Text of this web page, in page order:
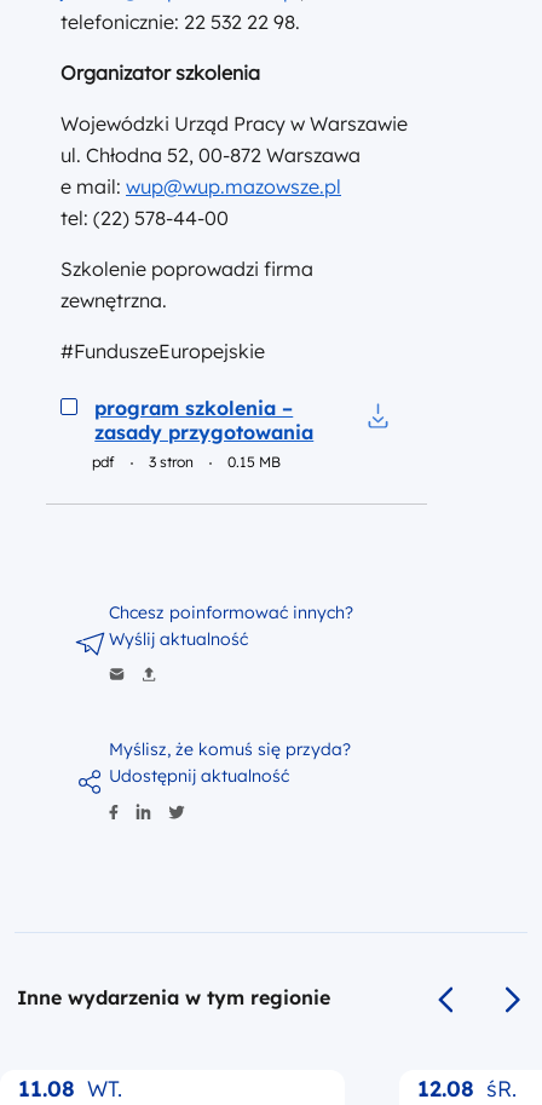
telefonicznie: 22 532 22 98.
Organizator szkolenia
Wojewódzki Urząd Pracy w Warszawie
ul. Chłodna 52, 00-872 Warszawa
e mail: wup@wup.mazowsze.pl
tel: (22) 578-44-00
Szkolenie poprowadzi firma
zewnętrzna.
#FunduszeEuropejskie
Podgląd
program szkolenia –
zasady przygotowania
pdf 3 stron 0.15 MB
Myślisz, że komuś się przyda?
Udostępnij aktualność
Chcesz poinformować innych?
Wyślij aktualność
Inne wydarzenia w tym regionie
Poprzedni
11.08 WT. 12.08 śR.